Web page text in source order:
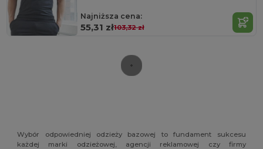
Najniższa cena:
55,31 zł103,32 zł
Wybór odpowiedniej odzieży bazowej to fundament sukcesu
każdej marki odzieżowej, agencji reklamowej czy firmy